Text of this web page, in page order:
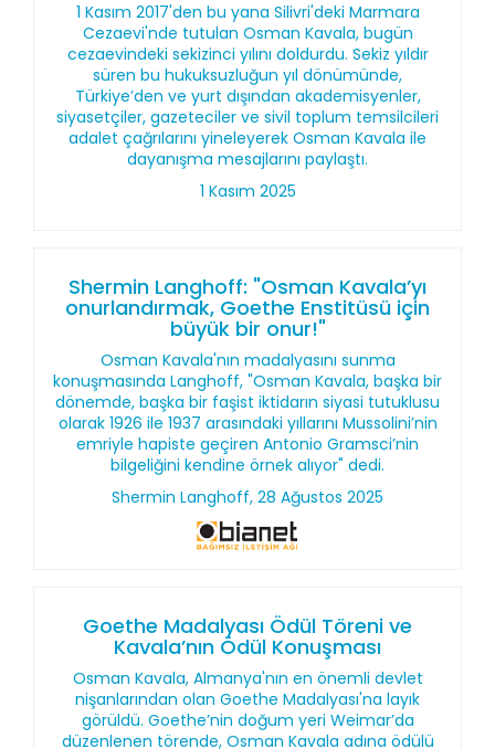
1 Kasım 2017'den bu yana Silivri'deki Marmara
Cezaevi'nde tutulan Osman Kavala, bugün
cezaevindeki sekizinci yılını doldurdu. Sekiz yıldır
süren bu hukuksuzluğun yıl dönümünde,
Türkiye’den ve yurt dışından akademisyenler,
siyasetçiler, gazeteciler ve sivil toplum temsilcileri
adalet çağrılarını yineleyerek Osman Kavala ile
dayanışma mesajlarını paylaştı.
1 Kasım 2025
Shermin Langhoff: "Osman Kavala’yı
onurlandırmak, Goethe Enstitüsü için
büyük bir onur!"
Osman Kavala'nın madalyasını sunma
konuşmasında Langhoff, "Osman Kavala, başka bir
dönemde, başka bir faşist iktidarın siyasi tutuklusu
olarak 1926 ile 1937 arasındaki yıllarını Mussolini’nin
emriyle hapiste geçiren Antonio Gramsci’nin
bilgeliğini kendine örnek alıyor" dedi.
Shermin Langhoff, 28 Ağustos 2025
Goethe Madalyası Ödül Töreni ve
Kavala’nın Ödül Konuşması
Osman Kavala, Almanya'nın en önemli devlet
nişanlarından olan Goethe Madalyası'na layık
görüldü. Goethe’nin doğum yeri Weimar’da
düzenlenen törende, Osman Kavala adına ödülü